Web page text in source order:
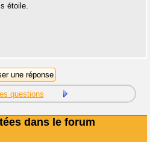
étoile.
questions
dans le forum